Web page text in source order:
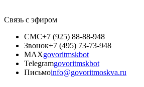
Связь с эфиром
СМС+7 (925) 88-88-948
Звонок+7 (495) 73-73-948
MAXgovoritmskbot
Telegramgovoritmskbot
Письмоinfo@govoritmoskva.ru